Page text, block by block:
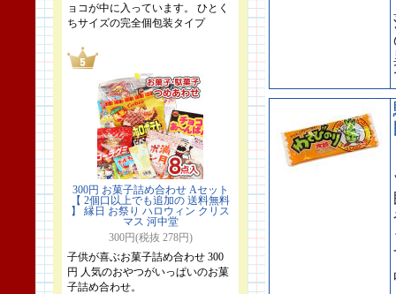
ョコが中に入っています。 ひとく
ちサイズの完全個包装タイプ
300円 お菓子詰め合わせ Aセット
【 2個口以上でも追加の 送料無料
】 縁日 お祭り ハロウィン クリス
マス 河中堂
300円(税抜 278円)
子供が喜ぶお菓子詰め合わせ 300
円 人気のおやつがいっぱいのお菓
子詰め合わせ。